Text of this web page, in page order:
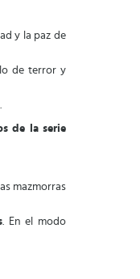
y la paz de
de terror y
de la serie
mazmorras
. En el modo